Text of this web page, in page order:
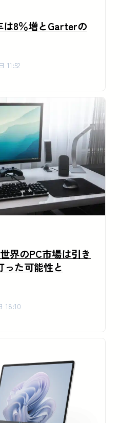
は8％増とGarterの
11:52
界のPC市場は引き
った可能性と
18:10